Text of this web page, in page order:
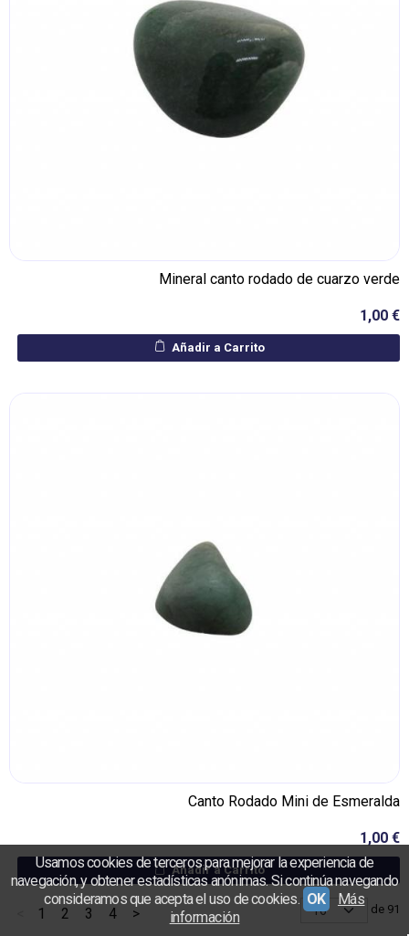
Mineral canto rodado de cuarzo verde
1,00 €
Añadir a Carrito
Canto Rodado Mini de Esmeralda
1,00 €
Añadir a Carrito
1 2 3 4 > de 91
Usamos cookies de terceros para mejorar la experiencia de
navegación, y obtener estadísticas anónimas. Si continúa navegando
consideramos que acepta el uso de cookies. OK
Más
información